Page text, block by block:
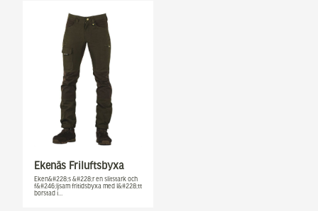
Ekenäs Friluftsbyxa
Eken&#228;s &#228;r en slitstark och
f&#246;ljsam fritidsbyxa med l&#228;tt
borstad i…